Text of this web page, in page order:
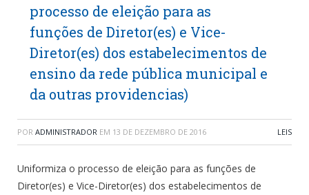
processo de eleição para as
funções de Diretor(es) e Vice-
Diretor(es) dos estabelecimentos de
ensino da rede pública municipal e
da outras providencias)
POR ADMINISTRADOR EM 13 DE DEZEMBRO DE 2016 LEIS
Uniformiza o processo de eleição para as funções de
Diretor(es) e Vice-Diretor(es) dos estabelecimentos de